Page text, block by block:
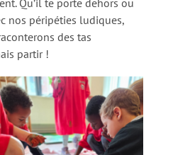
nos péripéties ludiques,
des tas
partir !